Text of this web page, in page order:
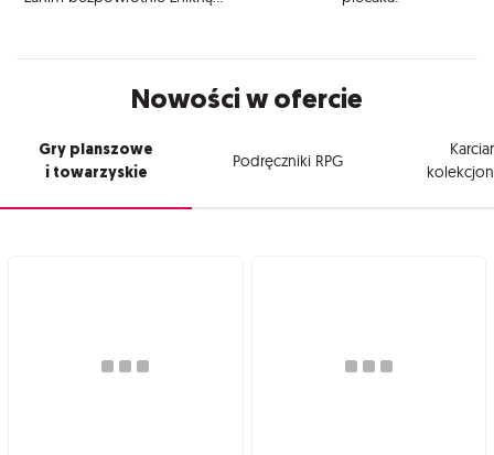
Nowości w ofercie
Gry planszowe
i towarzyskie
Podręczniki RPG